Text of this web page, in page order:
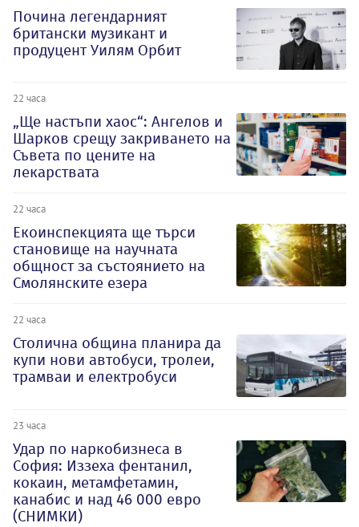
Почина легендарният
британски музикант и
продуцент Уилям Орбит
22 часа
„Ще настъпи хаос“: Ангелов и
Шарков срещу закриването на
Съвета по цените на
лекарствата
22 часа
Екоинспекцията ще търси
становище на научната
общност за състоянието на
Смолянските езера
22 часа
Столична община планира да
купи нови автобуси, тролеи,
трамваи и електробуси
23 часа
Удар по наркобизнеса в
София: Иззеха фентанил,
кокаин, метамфетамин,
канабис и над 46 000 евро
(СНИМКИ)